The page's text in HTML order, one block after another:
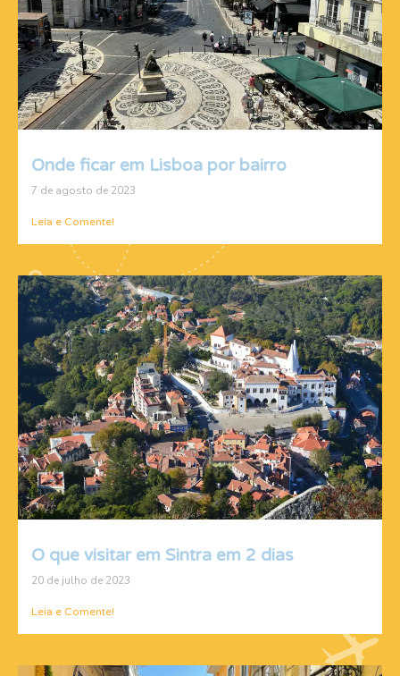
Onde ficar em Lisboa por bairro
7 de agosto de 2023
Leia e Comente!
O que visitar em Sintra em 2 dias
20 de julho de 2023
Leia e Comente!